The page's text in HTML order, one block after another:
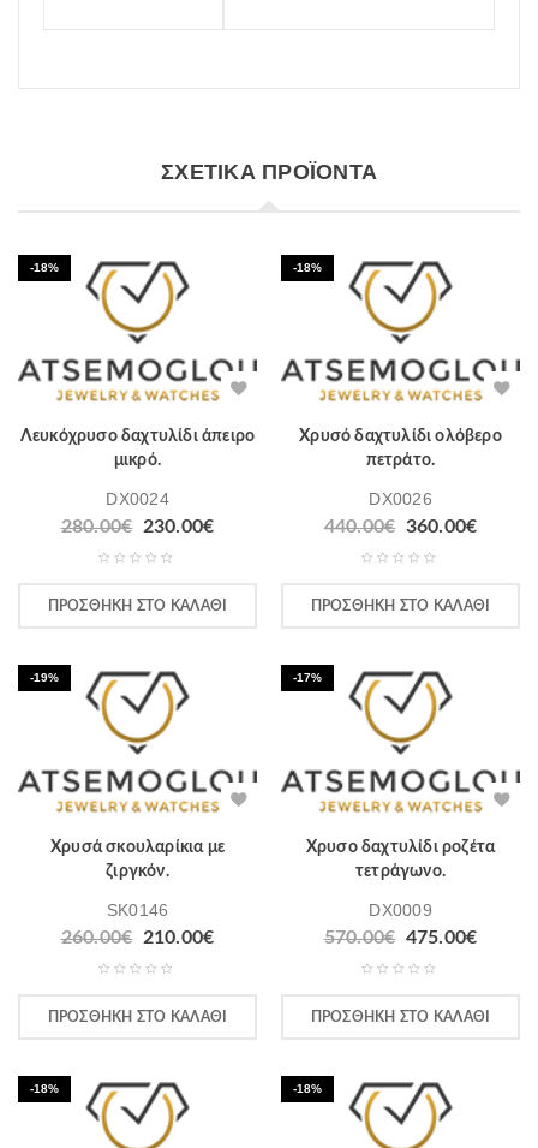
ΣΧΕΤΙΚΆ ΠΡΟΪΌΝΤΑ
-18%
Λευκόχρυσο δαχτυλίδι άπειρο
μικρό.
DX0024
280.00€ 230.00€
ΠΡΟΣΘΉΚΗ ΣΤΟ ΚΑΛΆΘΙ
-18%
Χρυσό δαχτυλίδι ολόβερο
πετράτο.
DX0026
440.00€ 360.00€
ΠΡΟΣΘΉΚΗ ΣΤΟ ΚΑΛΆΘΙ
-19%
Χρυσά σκουλαρίκια με
ζιργκόν.
SK0146
260.00€ 210.00€
ΠΡΟΣΘΉΚΗ ΣΤΟ ΚΑΛΆΘΙ
-17%
Χρυσο δαχτυλίδι ροζέτα
τετράγωνο.
DX0009
570.00€ 475.00€
ΠΡΟΣΘΉΚΗ ΣΤΟ ΚΑΛΆΘΙ
-18% -18%